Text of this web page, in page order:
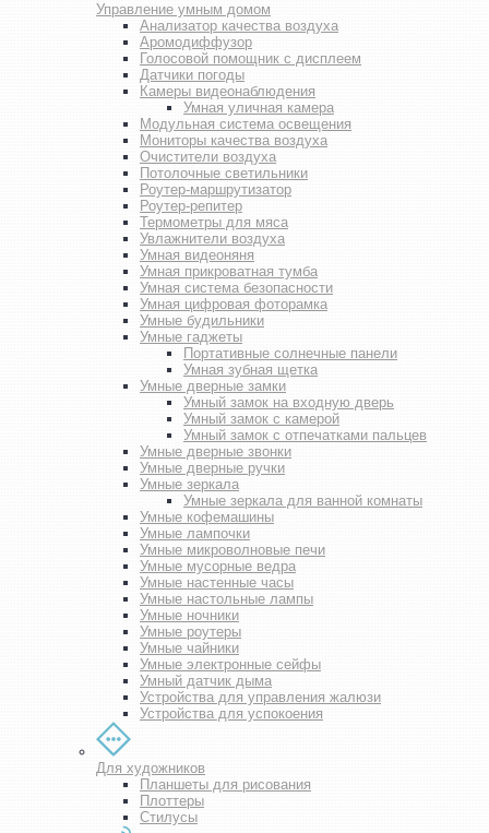
Управление умным домом
Анализатор качества воздуха
Аромодиффузор
Голосовой помощник с дисплеем
Датчики погоды
Камеры видеонаблюдения
Умная уличная камера
Модульная система освещения
Мониторы качества воздуха
Очистители воздуха
Потолочные светильники
Роутер-маршрутизатор
Роутер-репитер
Термометры для мяса
Увлажнители воздуха
Умная видеоняня
Умная прикроватная тумба
Умная система безопасности
Умная цифровая фоторамка
Умные будильники
Умные гаджеты
Портативные солнечные панели
Умная зубная щетка
Умные дверные замки
Умный замок на входную дверь
Умный замок с камерой
Умный замок с отпечатками пальцев
Умные дверные звонки
Умные дверные ручки
Умные зеркала
Умные зеркала для ванной комнаты
Умные кофемашины
Умные лампочки
Умные микроволновые печи
Умные мусорные ведра
Умные настенные часы
Умные настольные лампы
Умные ночники
Умные роутеры
Умные чайники
Умные электронные сейфы
Умный датчик дыма
Устройства для управления жалюзи
Устройства для успокоения
Для художников
Планшеты для рисования
Плоттеры
Стилусы